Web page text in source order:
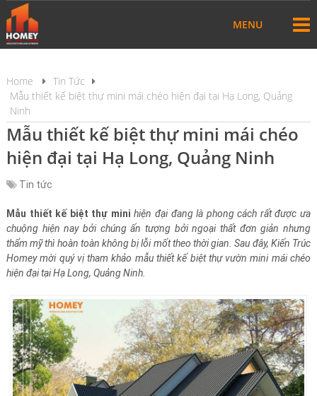
MENU
Home
Tin Tức
Mẫu thiết kế biệt thự mini mái chéo hiện đại tại Hạ Long, Quảng
Ninh
Mẫu thiết kế biệt thự mini mái chéo
hiện đại tại Hạ Long, Quảng Ninh
Tin tức
Mẫu thiết kế biệt thự minihiện đại đang là phong cách rất được ưa
chuộng hiện nay bởi chúng ấn tượng bởi ngoại thất đơn giản nhưng
thẩm mỹ thì hoàn toàn không bị lỗi mốt theo thời gian. Sau đây, Kiến Trúc
Homey mời quý vị tham khảo mẫu thiết kế biệt thự vườn mini mái chéo
hiện đại tại Hạ Long, Quảng Ninh.